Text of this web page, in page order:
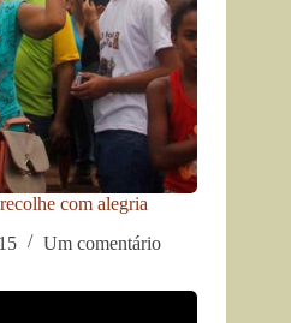
com alegria
Um comentário